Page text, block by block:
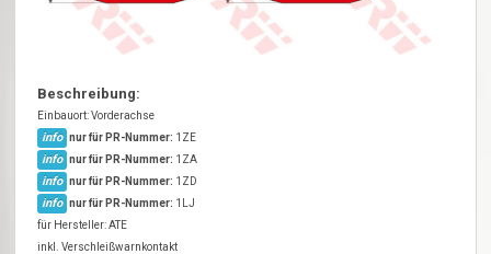
Beschreibung:
Einbauort: Vorderachse
info nur für PR-Nummer: 1ZE
info nur für PR-Nummer: 1ZA
info nur für PR-Nummer: 1ZD
info nur für PR-Nummer: 1LJ
für Hersteller: ATE
inkl. Verschleißwarnkontakt